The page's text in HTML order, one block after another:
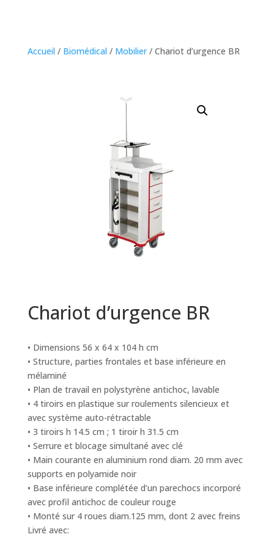
Accueil / Biomédical / Mobilier/ Chariot d’urgence BR
Chariot d’urgence BR
• Dimensions 56 x 64 x 104 h cm
• Structure, parties frontales et base inférieure en
mélaminé
• Plan de travail en polystyrène antichoc, lavable
• 4 tiroirs en plastique sur roulements silencieux et
avec système auto-rétractable
• 3 tiroirs h 14.5 cm ; 1 tiroir h 31.5 cm
• Serrure et blocage simultané avec clé
• Main courante en aluminium rond diam. 20 mm avec
supports en polyamide noir
• Base inférieure complétée d’un parechocs incorporé
avec profil antichoc de couleur rouge
• Monté sur 4 roues diam.125 mm, dont 2 avec freins
Livré avec: